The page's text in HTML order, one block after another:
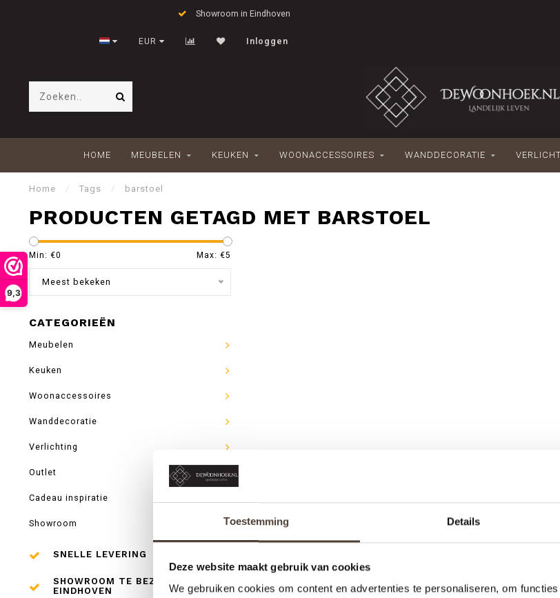
Toestemming Details
Deze website maakt gebruik van cookies
We gebruiken cookies om content en advertenties te personaliseren, om
9,3
Showroom in Eindhoven
EUR Inloggen
HOME MEUBELEN KEUKEN WOONACCESSOIRES WANDDECORATIE
Home / Tags / barstoel
PRODUCTEN GETAGD MET BARSTOEL
Min: €0 Max: €5
Meest bekeken
CATEGORIEËN
Meubelen
Keuken
Woonaccessoires
Wanddecoratie
Verlichting
Outlet
Cadeau inspiratie
Showroom
SNELLE LEVERING
SHOWROOM TE BEZOEKEN IN
EINDHOVEN